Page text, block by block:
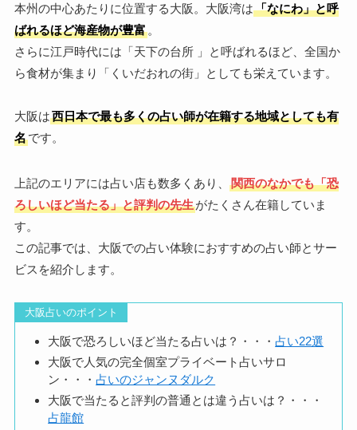
本州の中心あたりに位置する大阪。大阪湾は「なにわ」と呼
ばれるほど海産物が豊富。
さらに江戸時代には「天下の台所 」と呼ばれるほど、全国か
ら食材が集まり「くいだおれの街」としても栄えています。
大阪は西日本で最も多くの占い師が在籍する地域としても有
名です。
上記のエリアには占い店も数多くあり、
関西のなかでも「恐
ろしいほど当たる」と評判の先生がたくさん在籍していま
す。
この記事では、大阪での占い体験におすすめの占い師とサー
ビスを紹介します。
大阪占いのポイント
大阪で恐ろしいほど当たる占いは？・・・占い22選
大阪で人気の完全個室プライベート占いサロ
ン・・・占いのジャンヌダルク
大阪で当たると評判の普通とは違う占いは？・・・
占龍館